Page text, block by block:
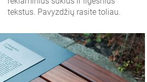
tekstus. Pavyzdžių rasite toliau.